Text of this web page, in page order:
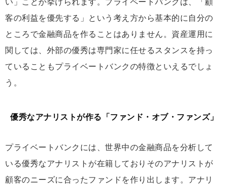
い」ことが挙げられます。プライベートバンクは、「顧
客の利益を優先する」という考え方から基本的に自分の
ところで金融商品を作ることはありません。資産運用に
関しては、外部の優秀は専門家に任せるスタンスを持っ
ていることもプライベートバンクの特徴といえるでしょ
う。
優秀なアナリストが作る「ファンド・オブ・ファンズ」
プライベートバンクには、世界中の金融商品を分析して
いる優秀なアナリストが在籍しておりそのアナリストが
顧客のニーズに合ったファンドを作り出します。アナリ